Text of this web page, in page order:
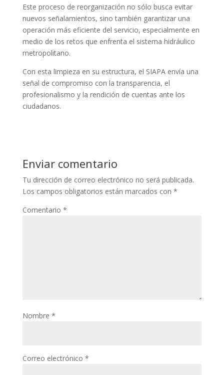
Este proceso de reorganización no sólo busca evitar
nuevos señalamientos, sino también garantizar una
operación más eficiente del servicio, especialmente en
medio de los retos que enfrenta el sistema hidráulico
metropolitano.
Con esta limpieza en su estructura, el SIAPA envía una
señal de compromiso con la transparencia, el
profesionalismo y la rendición de cuentas ante los
ciudadanos.
Enviar comentario
Tu dirección de correo electrónico no será publicada.
Los campos obligatorios están marcados con *
Comentario *
Nombre *
Correo electrónico *